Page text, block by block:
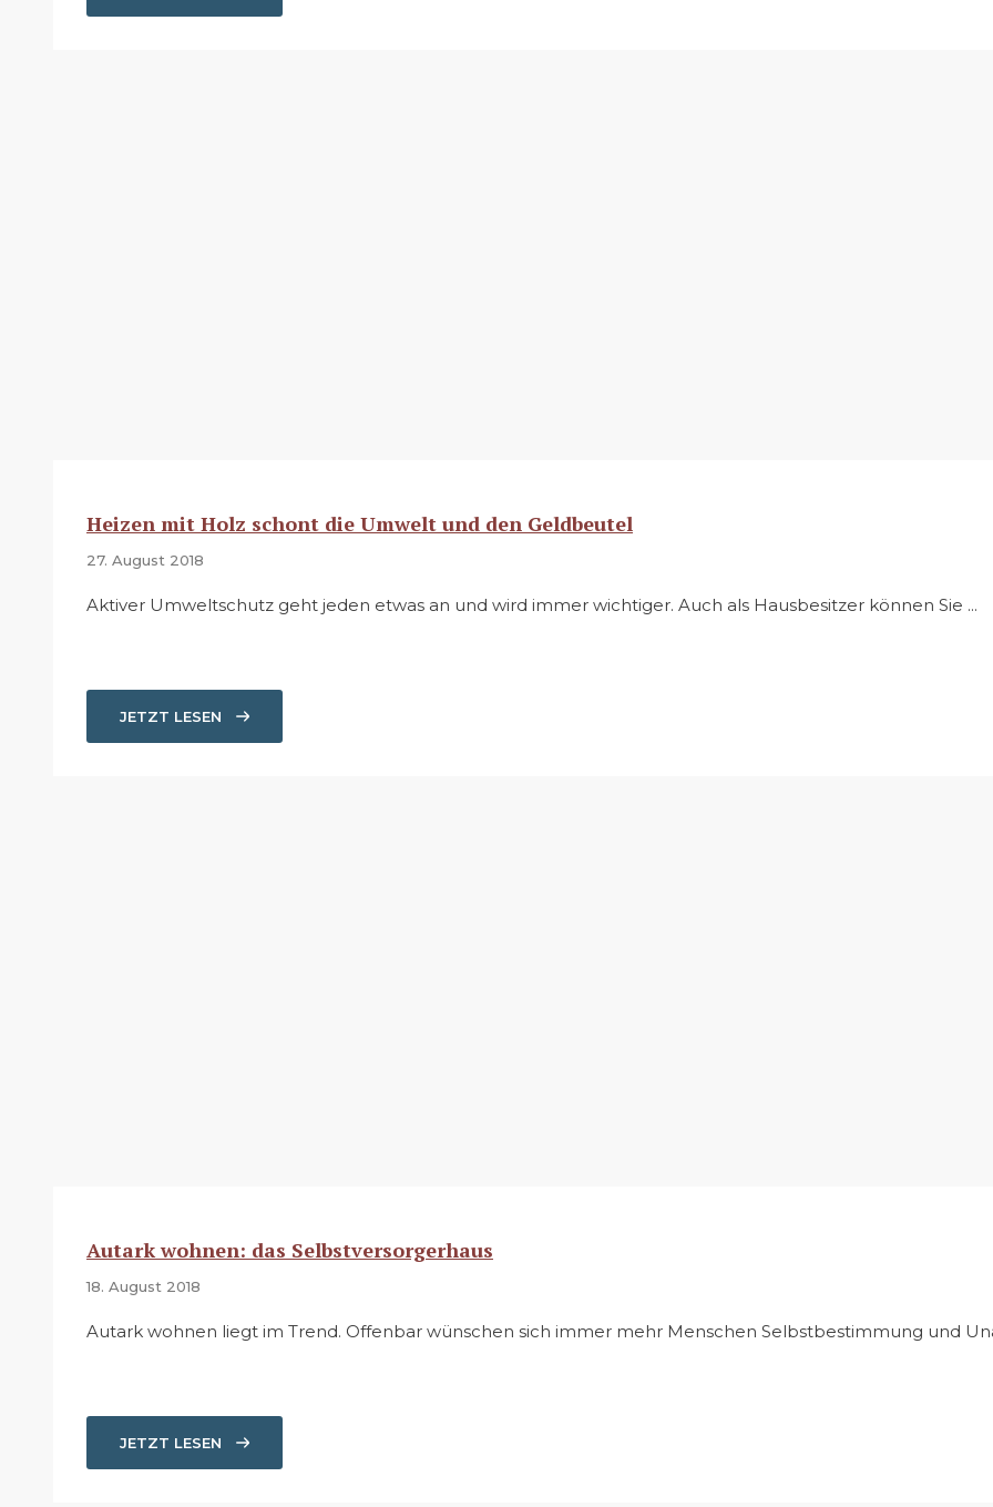
Heizen mit Holz schont die Umwelt und den Geldbeutel
27. August 2018
Aktiver Umweltschutz geht jeden etwas an und wird immer wichtiger. Auch als Hausbesitzer können Sie ...
JETZT LESEN
Autark wohnen: das Selbstversorgerhaus
18. August 2018
Autark wohnen liegt im Trend. Offenbar wünschen sich immer mehr Menschen Selbstbestimmung und
JETZT LESEN